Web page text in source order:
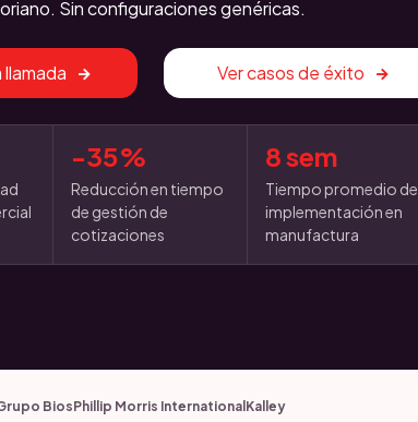
Sin configuraciones genéricas.
Ver casos de éxito
-35%
Reducción en tiempo
de gestión de
cotizaciones
8 sem
Tiempo promedio de
implementación en
manufactura
BiosPhillip Morris International Kalley